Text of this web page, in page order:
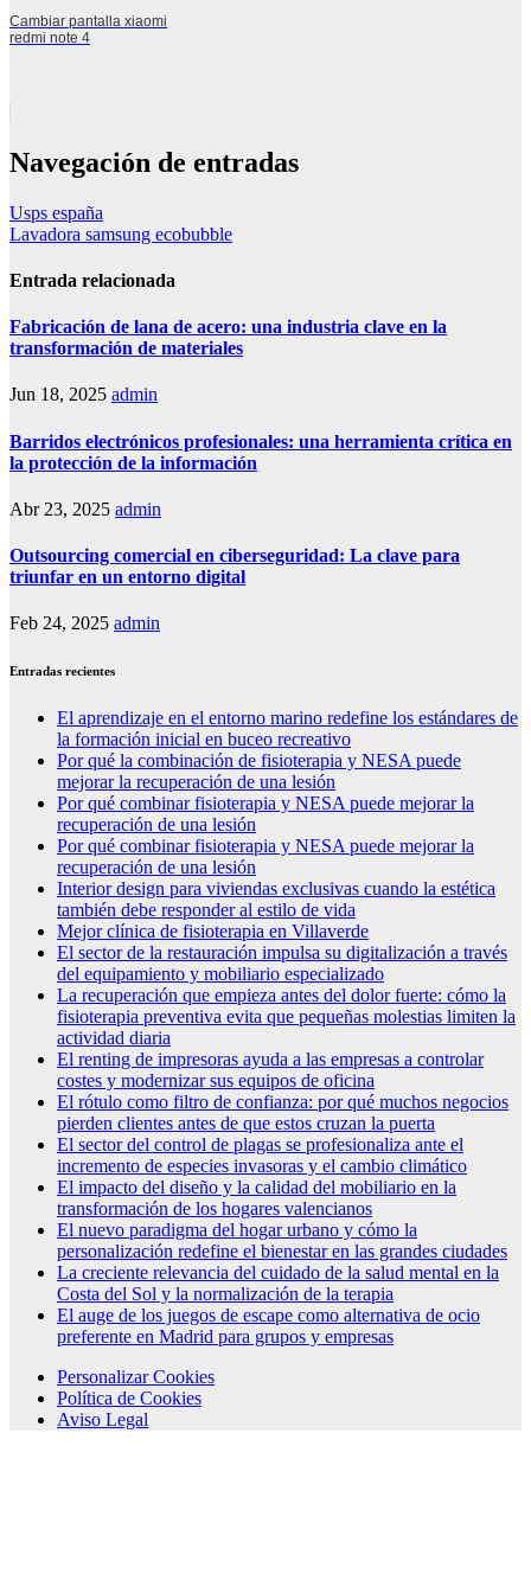
Cambiar pantalla xiaomi
redmi note 4
Navegación de entradas
Usps españa
Lavadora samsung ecobubble
Entrada relacionada
Fabricación de lana de acero: una industria clave en la
transformación de materiales
Jun 18, 2025 admin
Barridos electrónicos profesionales: una herramienta crítica en
la protección de la información
Abr 23, 2025 admin
Outsourcing comercial en ciberseguridad: La clave para
triunfar en un entorno digital
Feb 24, 2025 admin
Entradas recientes
El aprendizaje en el entorno marino redefine los estándares de
la formación inicial en buceo recreativo
Por qué la combinación de fisioterapia y NESA puede
mejorar la recuperación de una lesión
Por qué combinar fisioterapia y NESA puede mejorar la
recuperación de una lesión
Por qué combinar fisioterapia y NESA puede mejorar la
recuperación de una lesión
Interior design para viviendas exclusivas cuando la estética
también debe responder al estilo de vida
Mejor clínica de fisioterapia en Villaverde
El sector de la restauración impulsa su digitalización a través
del equipamiento y mobiliario especializado
La recuperación que empieza antes del dolor fuerte: cómo la
fisioterapia preventiva evita que pequeñas molestias limiten la
actividad diaria
El renting de impresoras ayuda a las empresas a controlar
costes y modernizar sus equipos de oficina
El rótulo como filtro de confianza: por qué muchos negocios
pierden clientes antes de que estos cruzan la puerta
El sector del control de plagas se profesionaliza ante el
incremento de especies invasoras y el cambio climático
El impacto del diseño y la calidad del mobiliario en la
transformación de los hogares valencianos
El nuevo paradigma del hogar urbano y cómo la
personalización redefine el bienestar en las grandes ciudades
La creciente relevancia del cuidado de la salud mental en la
Costa del Sol y la normalización de la terapia
El auge de los juegos de escape como alternativa de ocio
preferente en Madrid para grupos y empresas
Personalizar Cookies
Política de Cookies
Aviso Legal